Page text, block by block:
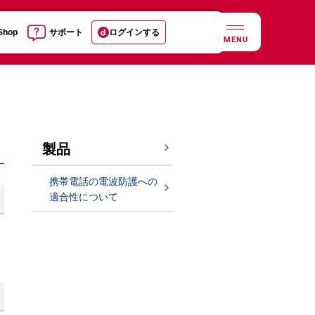
サポート ログインする
MENU
製品
携帯電話の電波防護への
適合性について